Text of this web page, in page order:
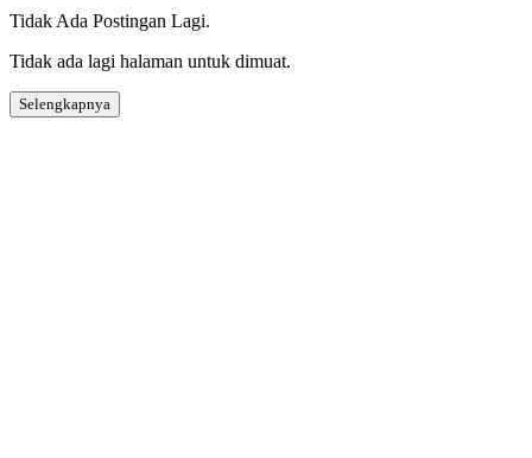
Tidak Ada Postingan Lagi.
Tidak ada lagi halaman untuk dimuat.
Selengkapnya